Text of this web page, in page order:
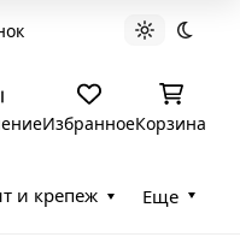
Светлая
ИзбранноеКорзина
и крепеж Еще